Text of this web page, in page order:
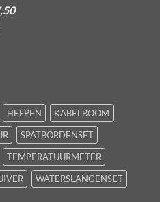
HEFPEN
KABELBOOM
SPATBORDENSET
TEMPERATUURMETER
WATERSLANGENSET